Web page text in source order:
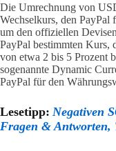
Die Umrechnung von
Wechselkurs, den PayPal
um den offiziellen
PayPal bestimmten Kurs,
von etwa 2 bis 5 Prozent
sogenannte Dynamic
PayPal für den
Lesetipp: Negativen
Fragen & Antworten,